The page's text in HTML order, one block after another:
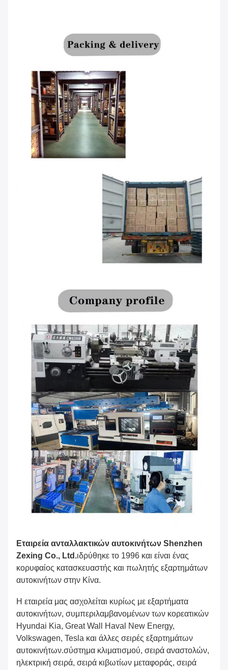
Εταιρεία ανταλλακτικών αυτοκινήτων Shenzhen
Zexing Co., Ltd.ιδρύθηκε το 1996 και είναι ένας
κορυφαίος κατασκευαστής και πωλητής εξαρτημάτων
αυτοκινήτων στην Κίνα.
Η εταιρεία μας ασχολείται κυρίως με εξαρτήματα
αυτοκινήτων, συμπεριλαμβανομένων των κορεατικών
Hyundai Kia, Great Wall Haval New Energy,
Volkswagen, Tesla και άλλες σειρές εξαρτημάτων
αυτοκινήτων.σύστημα κλιματισμού, σειρά αναστολών,
ηλεκτρική σειρά, σειρά κιβωτίων μεταφοράς, σειρά